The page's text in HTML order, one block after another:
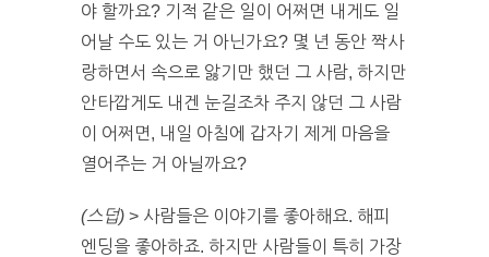
야 할까요? 기적 같은 일이 어쩌면 내게도 일
어날 수도 있는 거 아닌가요? 몇 년 동안 짝사
랑하면서 속으로 앓기만 했던 그 사람, 하지만
안타깝게도 내겐 눈길조차 주지 않던 그 사람
이 어쩌면, 내일 아침에 갑자기 제게 마음을
열어주는 거 아닐까요?
(스덥) > 사람들은 이야기를 좋아해요. 해피
엔딩을 좋아하죠. 하지만 사람들이 특히 가장